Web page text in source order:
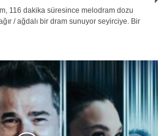
116 dakika süresince melodram dozu
/ ağdalı bir dram sunuyor seyirciye. Bir